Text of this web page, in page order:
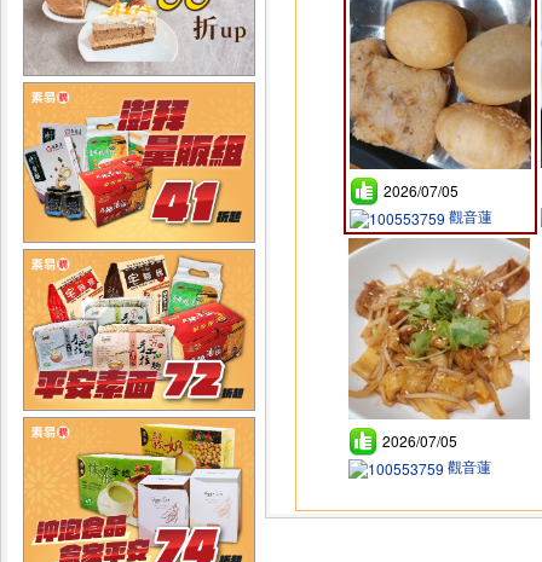
2026/07/05
觀音蓮
2026/07/05
觀音蓮